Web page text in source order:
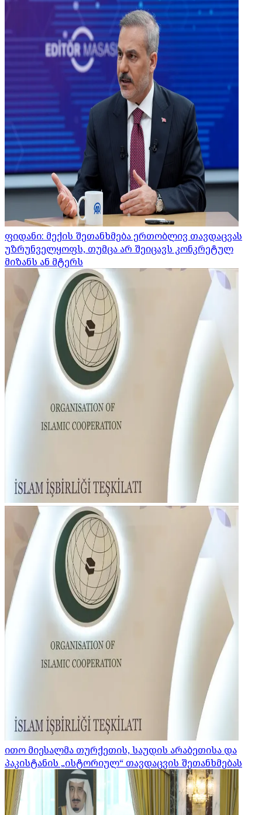
ფიდანი: მექის შეთანხმება ერთობლივ თავდაცვას
უზრუნველყოფს, თუმცა არ შეიცავს კონკრეტულ
მიზანს ან მტერს
ითო მიესალმა თურქეთის, საუდის არაბეთისა და
პაკისტანის „ისტორიულ“ თავდაცვის შეთანხმებას